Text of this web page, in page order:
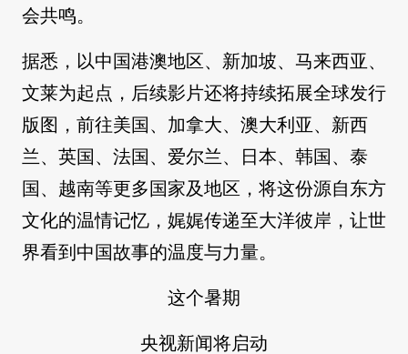
会共鸣。
据悉，以中国港澳地区、新加坡、马来西亚、
文莱为起点，后续影片还将持续拓展全球发行
版图，前往美国、加拿大、澳大利亚、新西
兰、英国、法国、爱尔兰、日本、韩国、泰
国、越南等更多国家及地区，将这份源自东方
文化的温情记忆，娓娓传递至大洋彼岸，让世
界看到中国故事的温度与力量。
这个暑期
央视新闻将启动